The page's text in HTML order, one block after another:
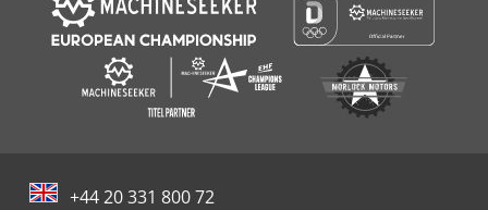
+44 20 331 800 72